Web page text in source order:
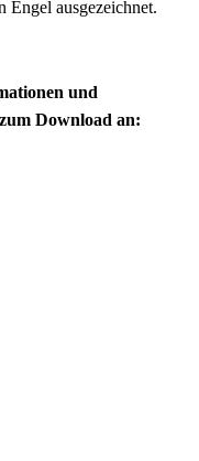
Engel ausgezeichnet.
und
Download an: